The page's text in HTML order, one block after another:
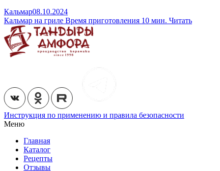
Кальмар08.10.2024
Кальмар на гриле Время приготовления 10 мин. Читать
Инструкция по применению и правила безопасности
Меню
Главная
Каталог
Рецепты
Отзывы